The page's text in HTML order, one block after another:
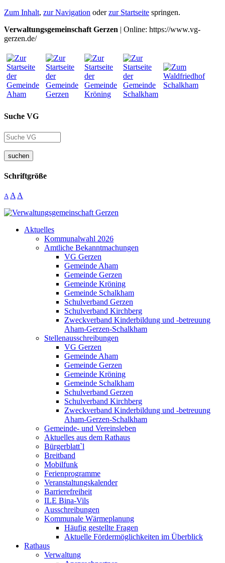
Zum Inhalt, zur Navigation oderzur Startseite springen.
Verwaltungsgemeinschaft Gerzen | Online: https://www.vg-
gerzen.de/
Suche VG
suchen
Schriftgröße
A A A
Aktuelles
Kommunalwahl 2026
Amtliche Bekanntmachungen
VG Gerzen
Gemeinde Aham
Gemeinde Gerzen
Gemeinde Kröning
Gemeinde Schalkham
Schulverband Gerzen
Schulverband Kirchberg
Zweckverband Kinderbildung und -betreuung
Aham-Gerzen-Schalkham
Stellenausschreibungen
VG Gerzen
Gemeinde Aham
Gemeinde Gerzen
Gemeinde Kröning
Gemeinde Schalkham
Schulverband Gerzen
Schulverband Kirchberg
Zweckverband Kinderbildung und -betreuung
Aham-Gerzen-Schalkham
Gemeinde- und Vereinsleben
Aktuelles aus dem Rathaus
Bürgerblatt`l
Breitband
Mobilfunk
Ferienprogramme
Veranstaltungskalender
Barrierefreiheit
ILE Bina-Vils
Ausschreibungen
Kommunale Wärmeplanung
Häufig gestellte Fragen
Aktuelle Fördermöglichkeiten im Überblick
Rathaus
Verwaltung